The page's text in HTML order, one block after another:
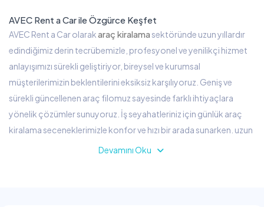
AVEC Rent a Car ile Özgürce Keşfet
AVEC Rent a Car olarakaraç kiralama sektöründe uzun yıllardır
edindiğimiz derin tecrübemizle, profesyonel ve yenilikçi hizmet
anlayışımızı sürekli geliştiriyor, bireysel ve kurumsal
müşterilerimizin beklentilerini eksiksiz karşılıyoruz. Geniş ve
sürekli güncellenen araç filomuz sayesinde farklı ihtiyaçlara
yönelik çözümler sunuyoruz. İş seyahatleriniz için günlük araç
kiralama seçeneklerimizle konfor ve hızı bir arada sunarken, uzun
tatillerinizi ve seyahatlerinizi daha ekonomik hale getiren haftalık
Devamını Oku